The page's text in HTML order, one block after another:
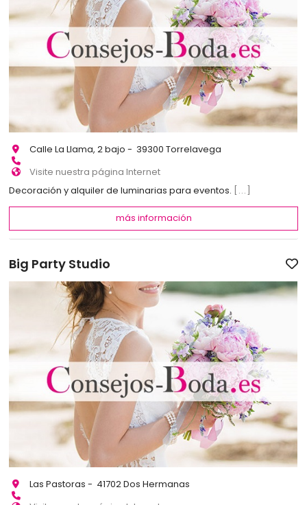
Calle La Llama, 2 bajo - 39300 Torrelavega
Visite nuestra página Internet
Decoración y alquiler de luminarias para eventos. [...]
más información
Big Party Studio
Las Pastoras - 41702 Dos Hermanas